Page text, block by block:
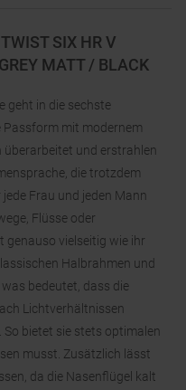
SIX HR V
MATT / BLACK
geht in die sechste
mit modernem
überarbeitet und erstrahlen
die trotzdem
Frau und jeden Mann
Flüsse oder
genauso vielseitig wie ihr
Halbrahmen und
bedeutet, dass die
Lichtverhältnissen
bietet sie stets optimalen
musst. Zusätzlich lässt
da die Nasenflügel kalt